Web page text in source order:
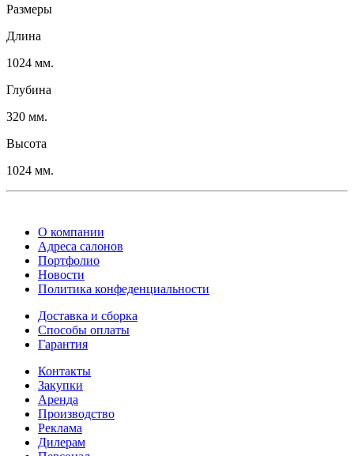
Размеры
Длина
1024 мм.
Глубина
320 мм.
Высота
1024 мм.
О компании
Адреса салонов
Портфолио
Новости
Политика конфеденциальности
Доставка и сборка
Способы оплаты
Гарантия
Контакты
Закупки
Аренда
Производство
Реклама
Дилерам